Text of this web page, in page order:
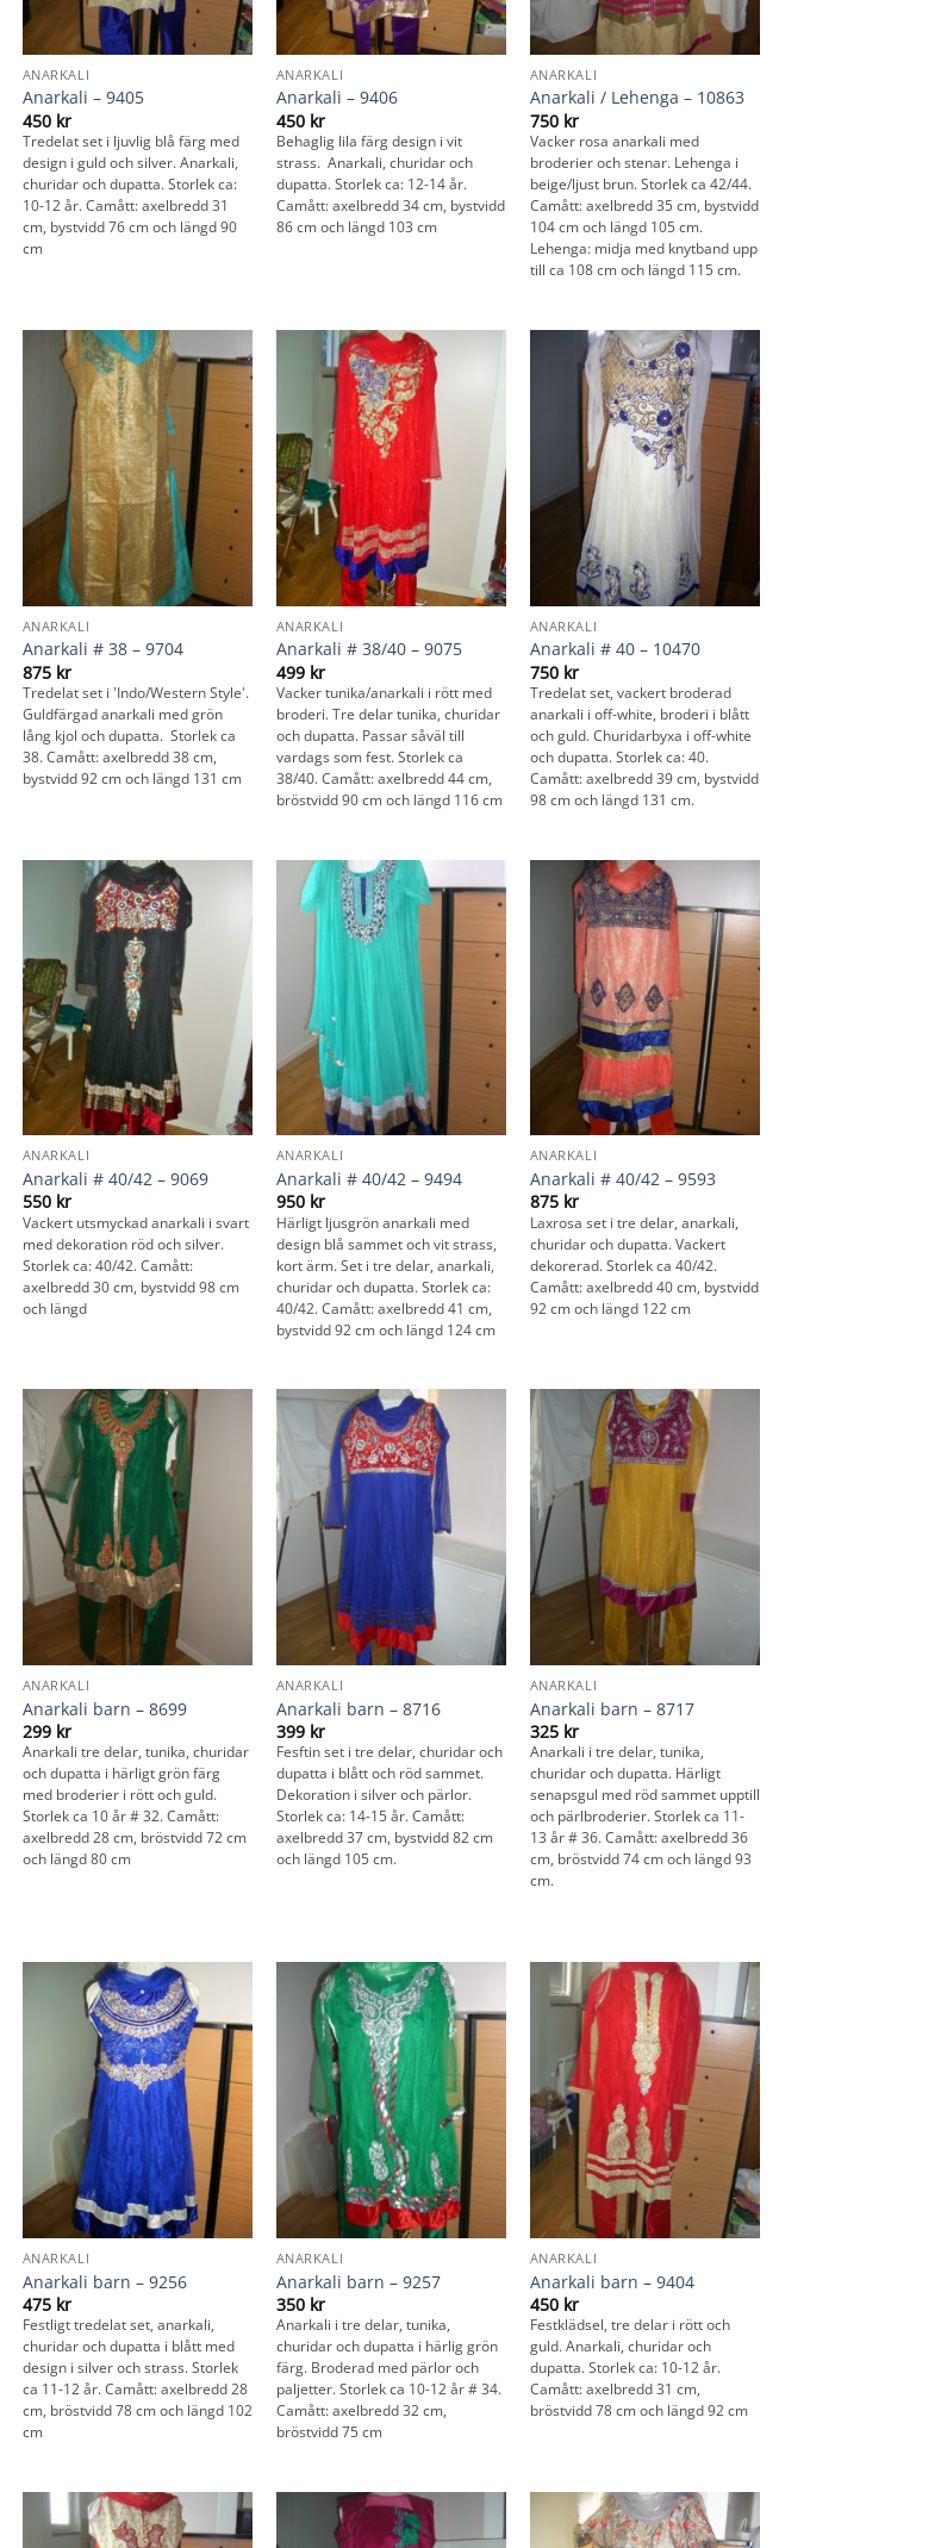
ANARKALI
Anarkali – 9405
450 kr
Tredelat set i ljuvlig blå färg med
design i guld och silver. Anarkali,
churidar och dupatta. Storlek ca:
10-12 år. Camått: axelbredd 31
cm, bystvidd 76 cm och längd 90
cm
ANARKALI
Anarkali – 9406
450 kr
Behaglig lila färg design i vit
strass. Anarkali, churidar och
dupatta. Storlek ca: 12-14 år.
Camått: axelbredd 34 cm, bystvidd
86 cm och längd 103 cm
ANARKALI
Anarkali / Lehenga – 10863
750 kr
Vacker rosa anarkali med
broderier och stenar. Lehenga i
beige/ljust brun. Storlek ca 42/44.
Camått: axelbredd 35 cm, bystvidd
104 cm och längd 105 cm.
Lehenga: midja med knytband upp
till ca 108 cm och längd 115 cm.
ANARKALI
Anarkali # 38 – 9704
875 kr
Tredelat set i 'Indo/Western Style'.
Guldfärgad anarkali med grön
lång kjol och dupatta. Storlek ca
38. Camått: axelbredd 38 cm,
bystvidd 92 cm och längd 131 cm
ANARKALI
Anarkali # 38/40 – 9075
499 kr
Vacker tunika/anarkali i rött med
broderi. Tre delar tunika, churidar
och dupatta. Passar såväl till
vardags som fest. Storlek ca
38/40. Camått: axelbredd 44 cm,
bröstvidd 90 cm och längd 116 cm
ANARKALI
Anarkali # 40 – 10470
750 kr
Tredelat set, vackert broderad
anarkali i off-white, broderi i blått
och guld. Churidarbyxa i off-white
och dupatta. Storlek ca: 40.
Camått: axelbredd 39 cm, bystvidd
98 cm och längd 131 cm.
ANARKALI
Anarkali # 40/42 – 9069
550 kr
Vackert utsmyckad anarkali i svart
med dekoration röd och silver.
Storlek ca: 40/42. Camått:
axelbredd 30 cm, bystvidd 98 cm
och längd
ANARKALI
Anarkali # 40/42 – 9494
950 kr
Härligt ljusgrön anarkali med
design blå sammet och vit strass,
kort ärm. Set i tre delar, anarkali,
churidar och dupatta. Storlek ca:
40/42. Camått: axelbredd 41 cm,
bystvidd 92 cm och längd 124 cm
ANARKALI
Anarkali # 40/42 – 9593
875 kr
Laxrosa set i tre delar, anarkali,
churidar och dupatta. Vackert
dekorerad. Storlek ca 40/42.
Camått: axelbredd 40 cm, bystvidd
92 cm och längd 122 cm
ANARKALI
Anarkali barn – 8699
299 kr
Anarkali tre delar, tunika, churidar
och dupatta i härligt grön färg
med broderier i rött och guld.
Storlek ca 10 år # 32. Camått:
axelbredd 28 cm, bröstvidd 72 cm
och längd 80 cm
ANARKALI
Anarkali barn – 8716
399 kr
Fesftin set i tre delar, churidar och
dupatta i blått och röd sammet.
Dekoration i silver och pärlor.
Storlek ca: 14-15 år. Camått:
axelbredd 37 cm, bystvidd 82 cm
och längd 105 cm.
ANARKALI
Anarkali barn – 8717
325 kr
Anarkali i tre delar, tunika,
churidar och dupatta. Härligt
senapsgul med röd sammet upptill
och pärlbroderier. Storlek ca 11-
13 år # 36. Camått: axelbredd 36
cm, bröstvidd 74 cm och längd 93
cm.
ANARKALI
Anarkali barn – 9256
475 kr
Festligt tredelat set, anarkali,
churidar och dupatta i blått med
design i silver och strass. Storlek
ca 11-12 år. Camått: axelbredd 28
cm, bröstvidd 78 cm och längd 102
cm
ANARKALI
Anarkali barn – 9257
350 kr
Anarkali i tre delar, tunika,
churidar och dupatta i härlig grön
färg. Broderad med pärlor och
paljetter. Storlek ca 10-12 år # 34.
Camått: axelbredd 32 cm,
bröstvidd 75 cm
ANARKALI
Anarkali barn – 9404
450 kr
Festklädsel, tre delar i rött och
guld. Anarkali, churidar och
dupatta. Storlek ca: 10-12 år.
Camått: axelbredd 31 cm,
bröstvidd 78 cm och längd 92 cm